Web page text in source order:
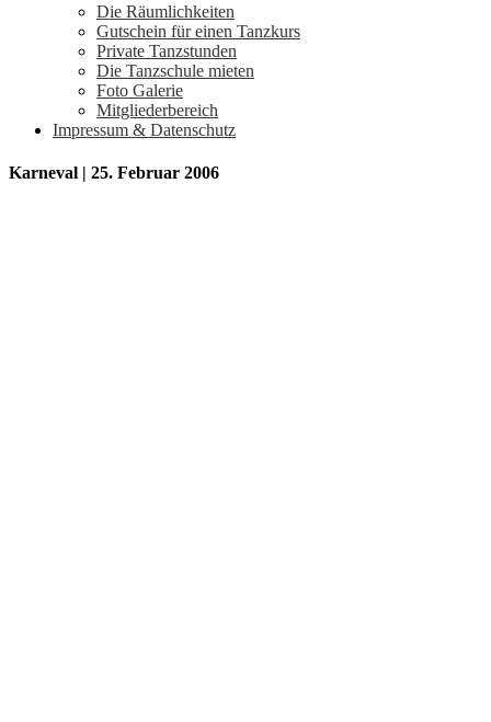
Die Räumlichkeiten
Gutschein für einen Tanzkurs
Private Tanzstunden
Die Tanzschule mieten
Foto Galerie
Mitgliederbereich
Impressum & Datenschutz
Karneval | 25. Februar 2006